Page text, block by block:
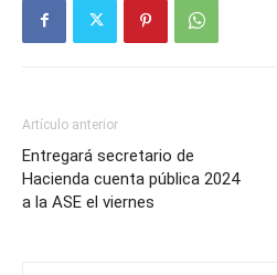
Artículo anterior
Entregará secretario de
Hacienda cuenta pública 2024
a la ASE el viernes